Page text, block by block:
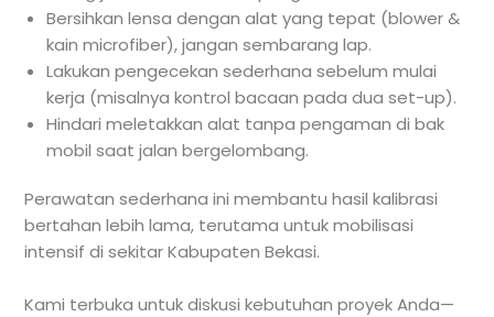
Bersihkan lensa dengan alat yang tepat (blower &
kain microfiber), jangan sembarang lap.
Lakukan pengecekan sederhana sebelum mulai
kerja (misalnya kontrol bacaan pada dua set-up).
Hindari meletakkan alat tanpa pengaman di bak
mobil saat jalan bergelombang.
Perawatan sederhana ini membantu hasil kalibrasi
bertahan lebih lama, terutama untuk mobilisasi
intensif di sekitar Kabupaten Bekasi.
Kami terbuka untuk diskusi kebutuhan proyek Anda—